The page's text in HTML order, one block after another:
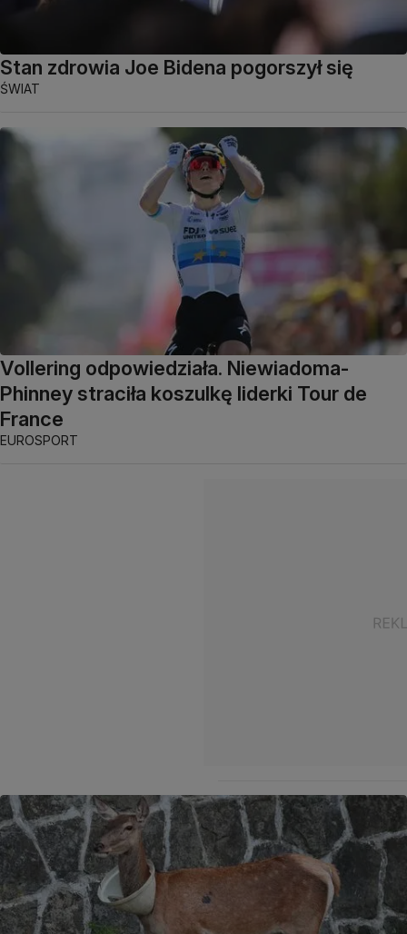
Stan zdrowia Joe Bidena pogorszył się
ŚWIAT
Vollering odpowiedziała. Niewiadoma-
Phinney straciła koszulkę liderki Tour de
France
EUROSPORT